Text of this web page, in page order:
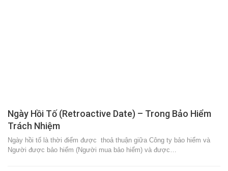
Ngày Hồi Tố (Retroactive Date) – Trong Bảo Hiểm
Trách Nhiệm
Ngày hồi tố là thời điểm được thoả thuận giữa Công ty bảo hiểm và
Người được bảo hiểm (Người mua bảo hiểm) và được…